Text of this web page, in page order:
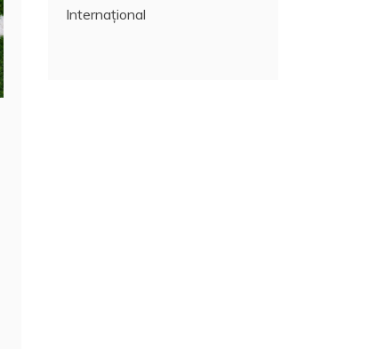
Internațional